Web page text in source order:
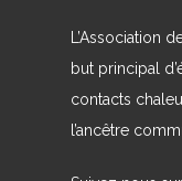
L’Association
but principal
contacts
l’ancêtre